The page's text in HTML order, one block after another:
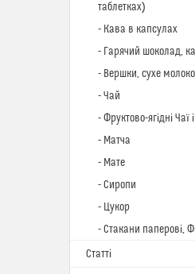
таблетках)
- Кава в капсулах
- Гарячий шоколад,
- Вершки, сухе молоко
- Чай
- Фруктово-ягідні Чаї
- Матча
- Мате
- Сиропи
- Цукор
- Стакани паперові,
Статті